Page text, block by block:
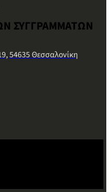
ΣΥΓΓΡΑΜΜΑΤΩΝ
54635 Θεσσαλονίκη